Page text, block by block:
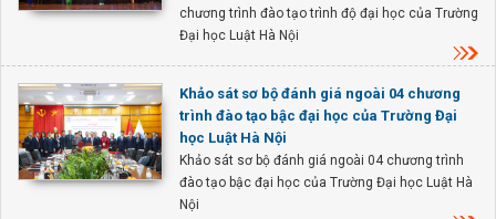
chương trình đào tạo trình độ đại học của Trường
Đại học Luật Hà Nội
Khảo sát sơ bộ đánh giá ngoài 04 chương
trình đào tạo bậc đại học của Trường Đại
học Luật Hà Nội
Khảo sát sơ bộ đánh giá ngoài 04 chương trình
đào tạo bậc đại học của Trường Đại học Luật Hà
Nội